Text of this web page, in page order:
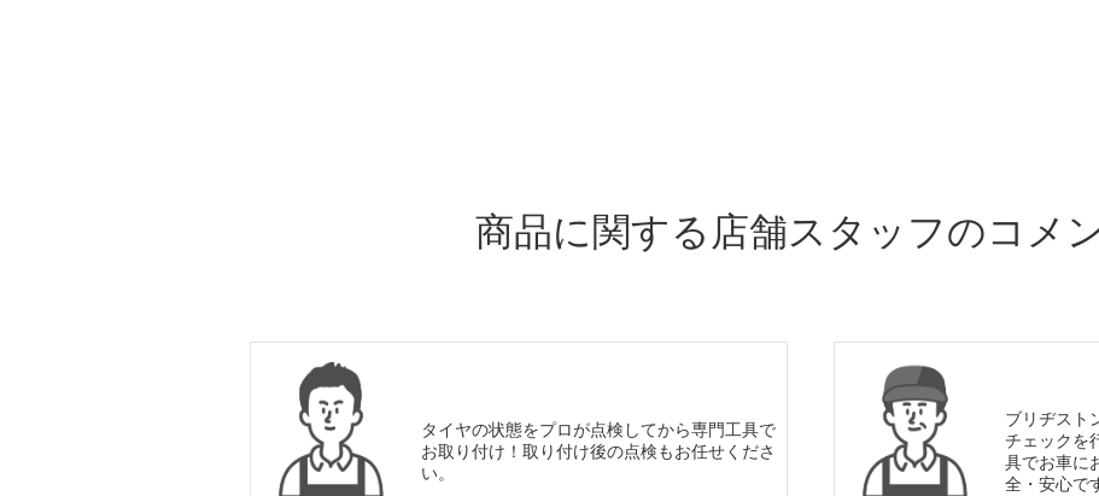
商品に関する店舗スタッフのコメ
タイヤの状態をプロが点検してから専門工具で
お取り付け！取り付け後の点検もお任せくださ
い。
ブリヂスト
チェックを
具でお車に
全・安心で